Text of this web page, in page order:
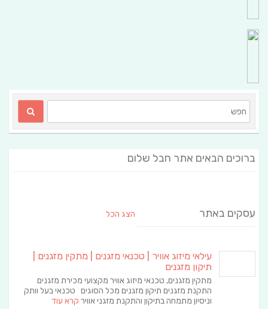
ברוכים הבאים אתר חבל שלום
עסקים באתר הצג הכל
עילאי מיזוג אוויר | טכנאי מזגנים | מתקין מזגנים |
תיקון מזגנים
מתקין מזגנים, טכנאי מיזוג אוויר מקצועי מכירת מזגנים
התקנת מזגנים תיקון מזגנים מכל הסוגים טכנאי בעל וותק
וניסיון מתמחה בתיקון והתקנת מזגני אוויר קרא עוד